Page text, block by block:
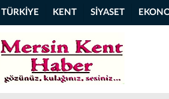
TÜRKİYE KENT SİYASET